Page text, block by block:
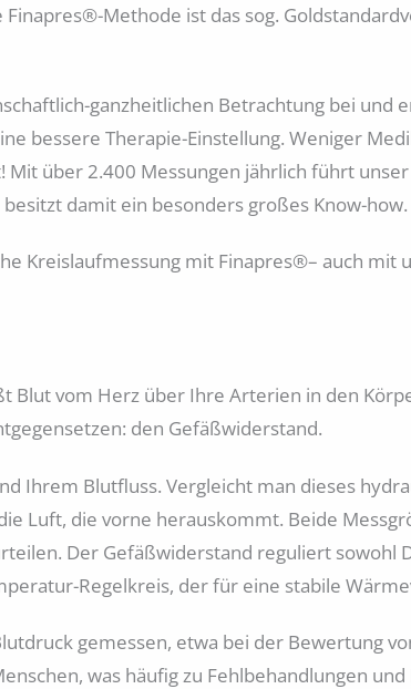
Methode ist das sog.
ganzheitlichen Betrachtung bei und
bessere Therapie-Einstellung. Weniger
über 2.400 Messungen jährlich führt
damit ein besonders großes Know-how.
Kreislaufmessung mit Finapres®– auch mit
Blut vom Herz über Ihre Arterien in den
den Gefäßwiderstand.
Ihrem Blutfluss. Vergleicht man dieses
Luft, die vorne herauskommt. Beide
Der Gefäßwiderstand reguliert sowohl
Regelkreis, der für eine stabile
gemessen, etwa bei der Bewertung
was häufig zu Fehlbehandlungen